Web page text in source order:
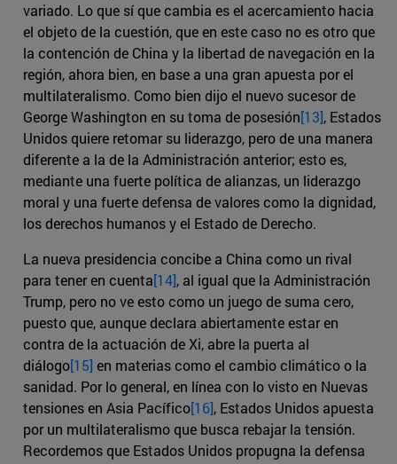
variado. Lo que sí que cambia es el acercamiento hacia
el objeto de la cuestión, que en este caso no es otro que
la contención de China y la libertad de navegación en la
región, ahora bien, en base a una gran apuesta por el
multilateralismo. Como bien dijo el nuevo sucesor de
George Washington en su toma de posesión[13], Estados
Unidos quiere retomar su liderazgo, pero de una manera
diferente a la de la Administración anterior; esto es,
mediante una fuerte política de alianzas, un liderazgo
moral y una fuerte defensa de valores como la dignidad,
los derechos humanos y el Estado de Derecho.
La nueva presidencia concibe a China como un rival
para tener en cuenta[14], al igual que la Administración
Trump, pero no ve esto como un juego de suma cero,
puesto que, aunque declara abiertamente estar en
contra de la actuación de Xi, abre la puerta al
diálogo[15] en materias como el cambio climático o la
sanidad. Por lo general, en línea con lo visto en Nuevas
tensiones en Asia Pacífico[16], Estados Unidos apuesta
por un multilateralismo que busca rebajar la tensión.
Recordemos que Estados Unidos propugna la defensa